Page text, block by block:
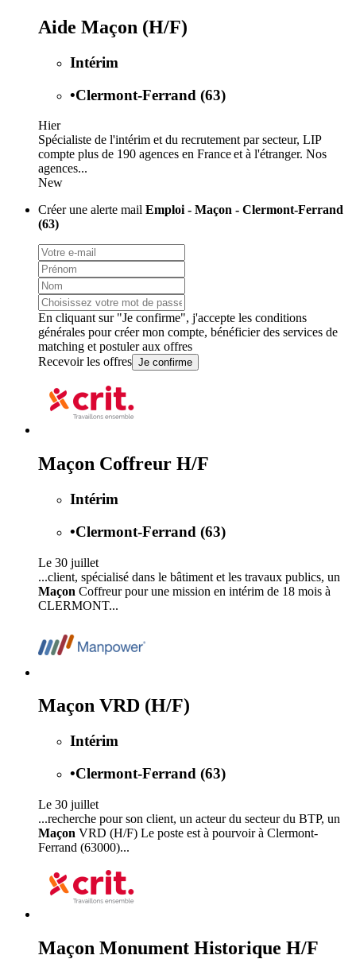
Aide Maçon (H/F)
Intérim
•Clermont-Ferrand (63)
Hier
Spécialiste de l'intérim et du recrutement par secteur, LIP
compte plus de 190 agences en France et à l'étranger. Nos
agences...
New
Créer une alerte mail Emploi - Maçon - Clermont-Ferrand
(63)
En cliquant sur "Je confirme", j'accepte les conditions
générales pour créer mon compte, bénéficier des services de
matching et postuler aux offres
Recevoir les offres Je confirme
Maçon Coffreur H/F
Intérim
•Clermont-Ferrand (63)
Le 30 juillet
...client, spécialisé dans le bâtiment et les travaux publics, un
Maçon Coffreur pour une mission en intérim de 18 mois à
CLERMONT...
Maçon VRD (H/F)
Intérim
•Clermont-Ferrand (63)
Le 30 juillet
...recherche pour son client, un acteur du secteur du BTP, un
Maçon VRD (H/F) Le poste est à pourvoir à Clermont-
Ferrand (63000)...
Maçon Monument Historique H/F